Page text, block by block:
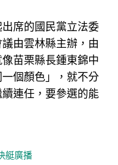
席的國民黨立法委
由雲林縣主辦，由
苗栗縣長鍾東錦中
個顏色」，就不分
連任，要參選的能
艇廣播